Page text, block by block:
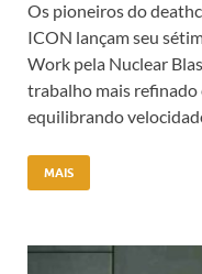
Os pioneiros do
ICON lançam seu
Work pela Nuclear
trabalho mais refinado
equilibrando
MAIS